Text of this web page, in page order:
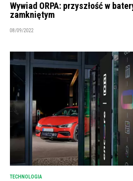
Wywiad ORPA: przyszłość w
zamkniętym
08/09/2022
TECHNOLOGIA